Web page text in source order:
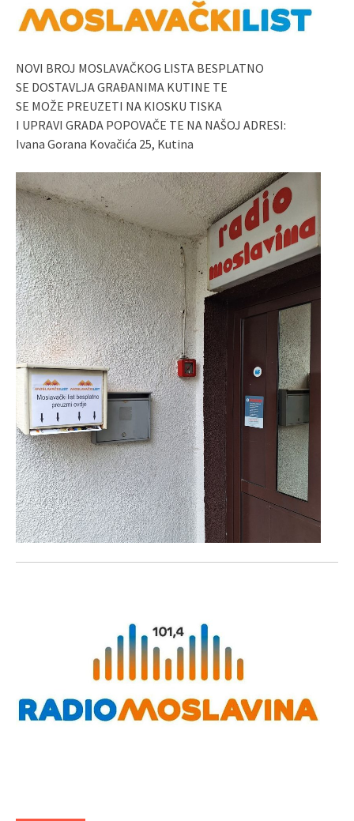
NOVI BROJ MOSLAVAČKOG LISTA BESPLATNO
SE DOSTAVLJA GRAĐANIMA KUTINE TE
SE MOŽE PREUZETI NA KIOSKU TISKA
I UPRAVI GRADA POPOVAČE TE NA NAŠOJ ADRESI:
Ivana Gorana Kovačića 25, Kutina